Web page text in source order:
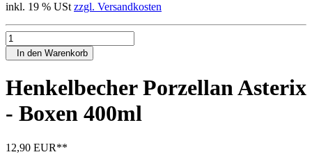
inkl. 19 % USt zzgl. Versandkosten
In den Warenkorb
Henkelbecher Porzellan Asterix
- Boxen 400ml
12,90 EUR**